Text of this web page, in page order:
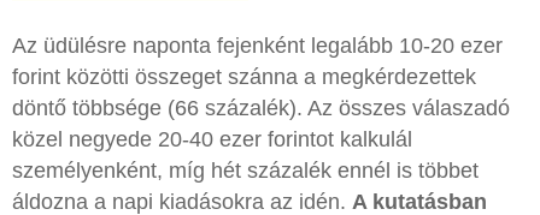
Az üdülésre naponta fejenként legalább 10-20 ezer
forint közötti összeget szánna a megkérdezettek
döntő többsége (66 százalék). Az összes válaszadó
közel negyede 20-40 ezer forintot kalkulál
személyenként, míg hét százalék ennél is többet
áldozna a napi kiadásokra az idén. A kutatásban